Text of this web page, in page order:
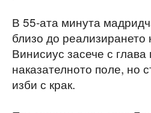
В 55-ата минута
близо до
Винисиус засече с
наказателното поле, но
изби с крак.